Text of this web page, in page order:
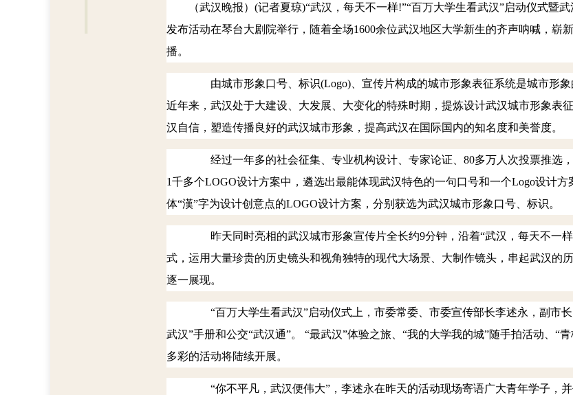
（武汉晚报） (记者夏琼)“武汉，每天不一样!”“百万大学生看武汉”启动仪式暨
发布活动在琴台大剧院举行，随着全场1600余位武汉地区大学新生的齐声呐喊，崭
播。
由城市形象口号、标识(Logo) 、宣传片构成的城市形象表征系统是城市形
近年来，武汉处于大建设、大发展、大变化的特殊时期，提炼设计武汉城市形象表
汉自信，塑造传播良好的武汉城市形象，提高武汉在国际国内的知名度和美誉度。
经过一年多的社会征集、专业机构设计、专家论证、 80多万人次投票推选
1千多个LOGO设计方案中，遴选出最能体现武汉特色的一句口号和一个Logo设计方
体“漢”字为设计创意点的LOGO设计方案，分别获选为武汉城市形象口号、标识。
昨天同时亮相的武汉城市形象宣传片全长约9分钟，沿着“武汉，每天不一
式，运用大量珍贵的历史镜头和视角独特的现代大场景、大制作镜头，串起武汉的
逐一展现。
“百万大学生看武汉”启动仪式上，市委常委、市委宣传部长李述永，副市
武汉”手册和公交“武汉通”。 “最武汉”体验之旅、“我的大学我的城”随手拍活动、“
多彩的活动将陆续开展。
“你不平凡，武汉便伟大”，李述永在昨天的活动现场寄语广大青年学子，